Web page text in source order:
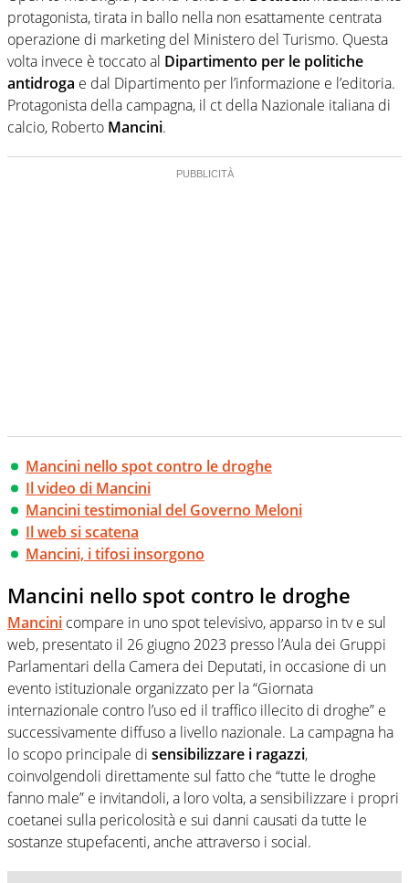
protagonista, tirata in ballo nella non esattamente centrata
operazione di marketing del Ministero del Turismo. Questa
volta invece è toccato al Dipartimento per le politiche
antidroga e dal Dipartimento per l’informazione e l’editoria.
Protagonista della campagna, il ct della Nazionale italiana di
calcio, Roberto Mancini.
Mancini nello spot contro le droghe
Il video di Mancini
Mancini testimonial del Governo Meloni
Il web si scatena
Mancini, i tifosi insorgono
Mancini nello spot contro le droghe
Mancini compare in uno spot televisivo, apparso in tv e sul
web, presentato il 26 giugno 2023 presso l’Aula dei Gruppi
Parlamentari della Camera dei Deputati, in occasione di un
evento istituzionale organizzato per la “Giornata
internazionale contro l’uso ed il traffico illecito di droghe” e
successivamente diffuso a livello nazionale. La campagna ha
lo scopo principale di sensibilizzare i ragazzi,
coinvolgendoli direttamente sul fatto che “tutte le droghe
fanno male” e invitandoli, a loro volta, a sensibilizzare i propri
coetanei sulla pericolosità e sui danni causati da tutte le
sostanze stupefacenti, anche attraverso i social.